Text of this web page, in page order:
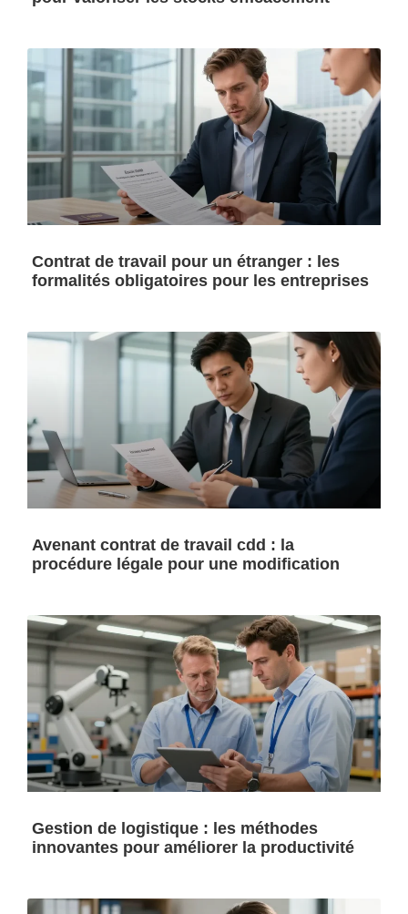
Contrat de travail pour un étranger : les
formalités obligatoires pour les entreprises
Avenant contrat de travail cdd : la
procédure légale pour une modification
Gestion de logistique : les méthodes
innovantes pour améliorer la productivité